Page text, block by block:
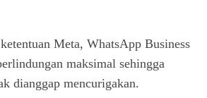
Meta, WhatsApp Business
maksimal sehingga
dianggap mencurigakan.